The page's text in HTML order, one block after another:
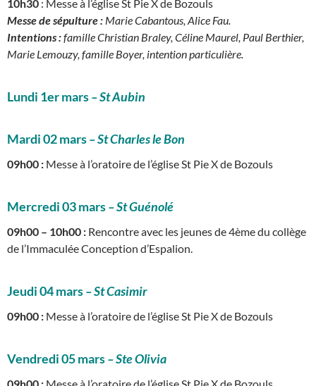
10h30 : Messe à l’église St Pie X de Bozouls
Messe de sépulture : Marie Cabantous, Alice Fau.
Intentions :famille Christian Braley, Céline Maurel, Paul Berthier,
Marie Lemouzy, famille Boyer, intention particulière.
Lundi 1er mars– St Aubin
Mardi 02 mars–St Charles le Bon
09h00 : Messe à l’oratoire de l’église St Pie X de Bozouls
Mercredi 03 mars– St Guénolé
09h00 – 10h00 : Rencontre avec les jeunes de 4ème du collège
de l’Immaculée Conception d’Espalion.
Jeudi 04 mars– St Casimir
09h00 : Messe à l’oratoire de l’église St Pie X de Bozouls
Vendredi 05 mars–Ste Olivia